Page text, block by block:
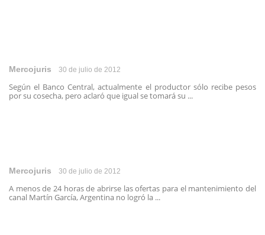
Mercojuris 30 de julio de 2012
Según el Banco Central, actualmente el productor sólo recibe pesos
por su cosecha, pero aclaró que igual se tomará su ...
Mercojuris 30 de julio de 2012
A menos de 24 horas de abrirse las ofertas para el mantenimiento del
canal Martín García, Argentina no logró la ...